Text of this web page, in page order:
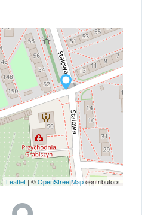
Leaflet | ©OpenStreetMapcontributors